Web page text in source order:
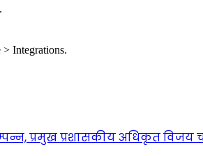
> Integrations.
प्रमुख प्रशासकीय अधिकृत विजय